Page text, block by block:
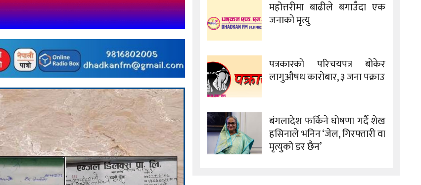
महोत्तरीमा बाढीले बगाउँदा एक
जनाको मृत्यु
पत्रकारको परिचयपत्र बोकेर
लागुऔषध कारोबार, ३ जना पक्राउ
बंगलादेश फर्किने घोषणा गर्दै शेख
हसिनाले भनिन ‘जेल, गिरफ्तारी वा
मृत्युको डर छैन’